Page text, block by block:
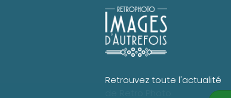
Retrouvez toute l'actualité